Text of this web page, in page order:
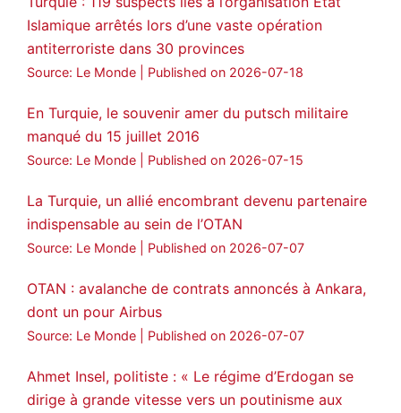
Islamique arrêtés lors d’une vaste opération
antiterroriste dans 30 provinces
Source: Le Monde Published on 2026-07-18
En Turquie, le souvenir amer du putsch militaire
manqué du 15 juillet 2016
Source: Le Monde Published on 2026-07-15
La Turquie, un allié encombrant devenu partenaire
indispensable au sein de l’OTAN
Source: Le Monde Published on 2026-07-07
OTAN : avalanche de contrats annoncés à Ankara,
dont un pour Airbus
Source: Le Monde Published on 2026-07-07
Ahmet Insel, politiste : « Le régime d’Erdogan se
dirige à grande vitesse vers un poutinisme aux